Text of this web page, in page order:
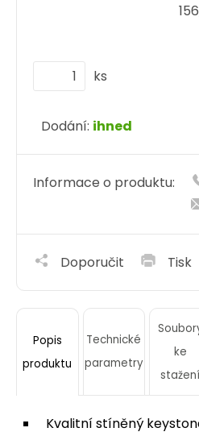
ks
Dodání: ihned
Informace o produktu:
Doporučit Tisk
Popis
produktu
Technické
parametry
ke
stažení
Kvalitní stíněný